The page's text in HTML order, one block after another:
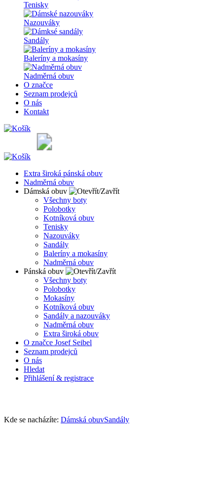
Tenisky
Nazouváky
Sandály
Baleríny a mokasíny
Nadměrná obuv
O značce
Seznam prodejců
O nás
Kontakt
Extra široká pánská obuv
Nadměrná obuv
Dámská obuv
Všechny boty
Polobotky
Kotníková obuv
Tenisky
Nazouváky
Sandály
Baleríny a mokasíny
Nadměrná obuv
Pánská obuv
Všechny boty
Polobotky
Mokasíny
Kotníková obuv
Sandály a nazouváky
Nadměrná obuv
Extra široká obuv
O značce Josef Seibel
Seznam prodejců
O nás
Hledat
Přihlášení & registrace
Kde se nacházíte: Dámská obuvSandály